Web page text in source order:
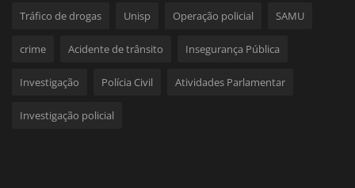
Tráfico de drogas Unisp Operação policial SAMU
crime Acidente de trânsito Insegurança Pública
Investigação Polícia Civil Atividades Parlamentar
Investigação policial